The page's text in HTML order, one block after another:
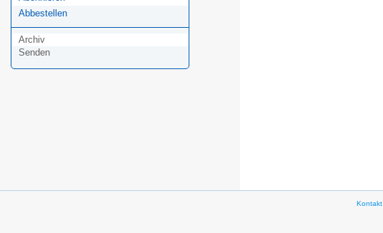
Abbestellen
Archiv
Senden
Kontakt